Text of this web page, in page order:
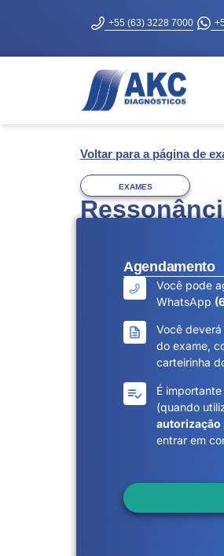
+55 (63) 3228 7000
Voltar para a página de
EXAMES
Agendamento
Você pode
WhatsApp
Você deverá
do exame,
carteirinha
É
(quando
autorização
entrar em